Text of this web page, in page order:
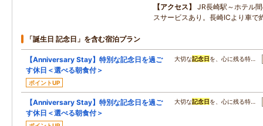
アクセス
JR長崎駅～ホテル
スサービスあり。長崎ICより車で
「誕生日 記念日」を含む宿泊プラン
【Anniversary Stay】特別な記念日を過ご
す休日＜選べる朝食付＞
ポイントUP
大切な記念日 を、心に残る特…
【Anniversary Stay】特別な記念日を過ご
す休日＜選べる朝食付＞
大切な記念日 を、心に残る特…